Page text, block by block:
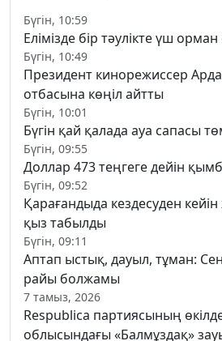
Бүгін, 10:59
Елімізде бір тәулікте үш орман
Бүгін, 10:49
Президент кинорежиссер
отбасына көңіл айтты
Бүгін, 10:01
Бүгін қай қалада ауа сапасы
Бүгін, 09:55
Доллар 473 теңгеге дейін
Бүгін, 09:52
Қарағандыда кездесуден
қыз табылды
Бүгін, 09:11
Аптап ыстық, дауыл, тұман:
райы болжамы
7 тамыз, 2026
Respublica партиясының
облысындағы «Балмұздақ»